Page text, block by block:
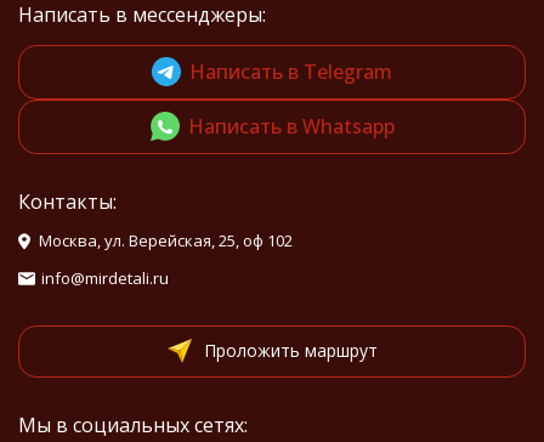
Написать в мессенджеры:
Написать в Telegram
Написать в Whatsapp
Контакты:
Москва, ул. Верейская, 25, оф 102
info@mirdetali.ru
Проложить маршрут
Мы в социальных сетях: